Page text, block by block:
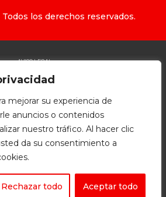
mejorar su experiencia de
anuncios o contenidos
nuestro tráfico. Al hacer clic
da su consentimiento a
Rechazar todo Aceptar todo
los derechos reservados.
AVISO LEGAL
POLÍTICA DE PRIVACIDAD
POLÍTICA DE ACCESIBILIDAD
por